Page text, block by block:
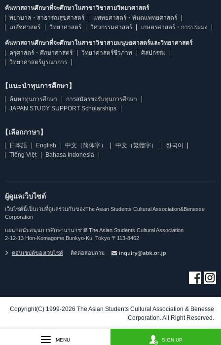
ค้นหาสถานศึกษาที่จะศึกษาในสาขาวิชาสายวิทยาศาสตร์
พยาบาล・สาธารณสุขศาสตร์
แพทยศาสตร์・ทันตแพทยศาสตร์
เภสัชศาสตร์
วิทยาศาสตร์ วิศวกรรมศาสตร์ เกษตรศาสตร์・การประมง
ค้นหาสถานศึกษาที่จะศึกษาในสาขาวิชาสายมนุษยศาสตร์และวิทยาศาสตร์
ครุศาสตร์・ศึกษาศาสตร์
วิทยาศาสตร์ชีวภาพ
ศิลปกรรม
วิทยาศาสตร์บูรณาการ
【แนะนำทุนการศึกษา】
ค้นหาทุนการศึกษา
การสมัครขอรับทุนการศึกษา
JAPAN STUDY SUPPORT Scholarships
【เลือกภาษา】
日本語 English 中文（简体字） 中文（繁體字）
한국어
Tiếng Việt
Bahasa Indonesia
ผู้ดูแลเว็บไซต์
เว็บไซต์นี้เป็นเวบที่ดูแลร่วมกันของThe Asian Students Cultural Association&Benesse
Corporation
แผนกสนับสนุนการศึกษานานาชาติ The Asian Students Cultural Association
2-12-13 Hon-Komagome,Bunkyo-Ku, Tokyo 〒113-8462
คอนเซปต์ของเวบไซต์ ติดต่อสอบถาม
Copyright(C) 1999-2026 The Asian Students Cultural Association & Benesse
Corporation. All Right Reserved.
MENU SIGN UP